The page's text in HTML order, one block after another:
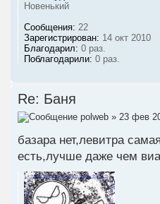
Новенький
Сообщения: 22
Зарегистрирован: 14 окт 2010
Благодарил: 0 раз.
Поблагодарили: 0 раз.
Re: Баня
polweb » 23 фев
базара нет,левитра
есть,лучше даже чем